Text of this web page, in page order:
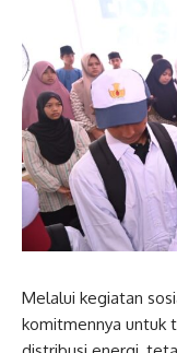
Melalui kegiatan
komitmennya untuk